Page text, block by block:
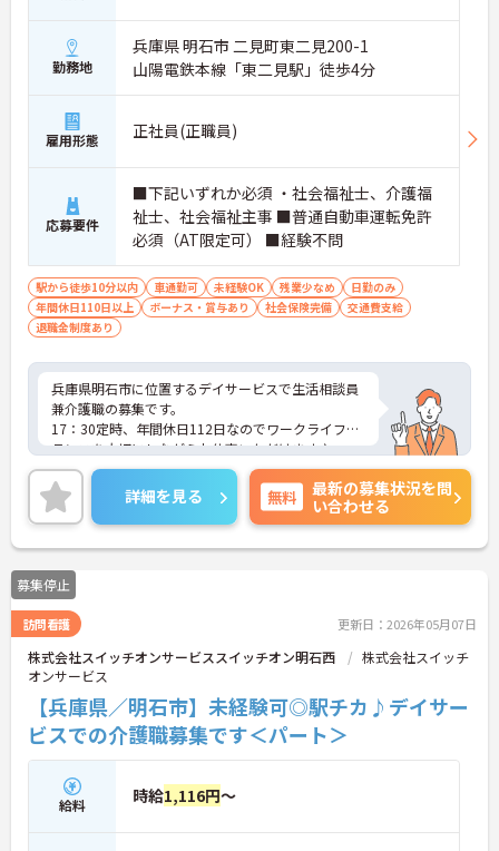
勤務地
兵庫県 明石市 二見町東二見200-1
山陽電鉄本線「東二見駅」徒歩4分
雇用形態 正社員(正職員)
応募要件
■下記いずれか必須 ・社会福祉士、介護福
祉士、社会福祉主事 ■普通自動車運転免許
必須（AT限定可） ■経験不問
駅から徒歩10分以内 車通勤可 未経験OK 残業少なめ
日勤のみ
年間休日110日以上
ボーナス・賞与あり 社会保険完備
交通費支給
退職金制度あり
兵庫県明石市に位置するデイサービスで生活相談員
兼介護職の募集です。
17：30定時、年間休日112日なのでワークライフバ
ランスを大切にしながらお仕事いただけます♪
経験不問！経験のない方でもチャレンジでき、安心
してスタートできます◎
ご興味のある方はご面接のポイントお伝えしますの
でご気軽にお問い合わせください。
詳細を見る 無料
最新の募集状況を問
い合わせる
募集停止
訪問看護 更新日：2026年05月07日
株式会社スイッチオンサービススイッチオン明石西
株式会社スイッチ
オンサービス
【兵庫県／明石市】未経験可◎駅チカ♪デイサー
ビスでの介護職募集です＜パート＞
給料 時給1,116円～